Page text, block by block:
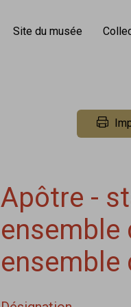
Site du musée
Apôtre -
ensemble
ensemble